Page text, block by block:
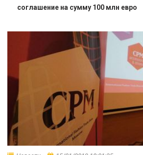
соглашение на сумму 100 млн евро